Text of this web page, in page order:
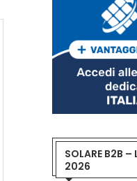
SOLARE B2B
2026